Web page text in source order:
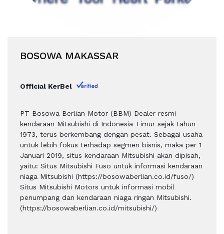
BOSOWA MAKASSAR
Official KerBel
PT Bosowa Berlian Motor (BBM) Dealer resmi
kendaraan Mitsubishi di Indonesia Timur sejak tahun
1973, terus berkembang dengan pesat. Sebagai usaha
untuk lebih fokus terhadap segmen bisnis, maka per 1
Januari 2019, situs kendaraan Mitsubishi akan dipisah,
yaitu: Situs Mitsubishi Fuso untuk informasi kendaraan
niaga Mitsubishi (https://bosowaberlian.co.id/fuso/)
Situs Mitsubishi Motors untuk informasi mobil
penumpang dan kendaraan niaga ringan Mitsubishi.
(https://bosowaberlian.co.id/mitsubishi/)